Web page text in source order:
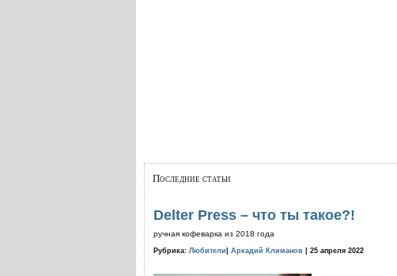
Последние статьи
Delter Press – что ты такое?!
ручная кофеварка из 2018 года
Рубрика: Любители Аркадий Климанов | 25 апреля 2022